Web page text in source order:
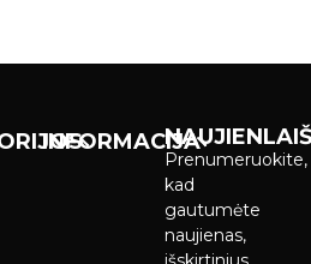
INFORMACIJA
Prenumeruokite,
kad
gautumėte
naujienas,